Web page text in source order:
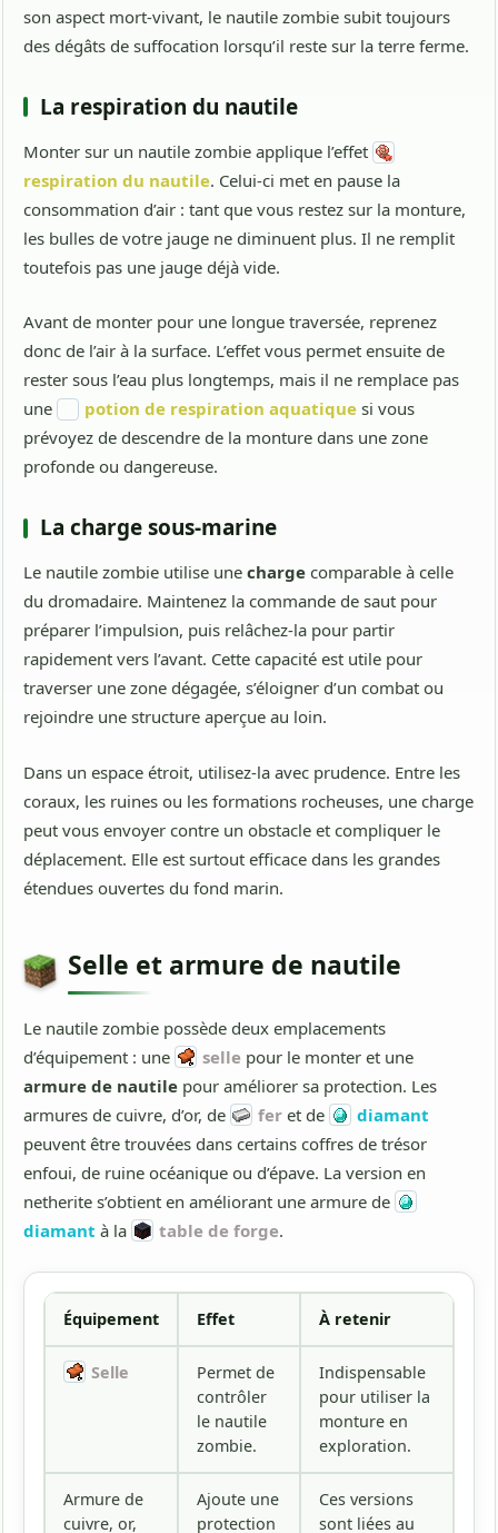
son aspect mort-vivant, le nautile zombie subit toujours
des dégâts de suffocation lorsqu’il reste sur la terre ferme.
La respiration du nautile
Monter sur un nautile zombie applique l’effet
respiration du nautile. Celui-ci met en pause la
consommation d’air : tant que vous restez sur la monture,
les bulles de votre jauge ne diminuent plus. Il ne remplit
toutefois pas une jauge déjà vide.
Avant de monter pour une longue traversée, reprenez
donc de l’air à la surface. L’effet vous permet ensuite de
rester sous l’eau plus longtemps, mais il ne remplace pas
une
potion de respiration aquatique si vous
prévoyez de descendre de la monture dans une zone
profonde ou dangereuse.
La charge sous-marine
Le nautile zombie utilise une charge comparable à celle
du dromadaire. Maintenez la commande de saut pour
préparer l’impulsion, puis relâchez-la pour partir
rapidement vers l’avant. Cette capacité est utile pour
traverser une zone dégagée, s’éloigner d’un combat ou
rejoindre une structure aperçue au loin.
Dans un espace étroit, utilisez-la avec prudence. Entre les
coraux, les ruines ou les formations rocheuses, une charge
peut vous envoyer contre un obstacle et compliquer le
déplacement. Elle est surtout efficace dans les grandes
étendues ouvertes du fond marin.
Selle et armure de nautile
Le nautile zombie possède deux emplacements
d’équipement : une
selle pour le monter et une
armure de nautile pour améliorer sa protection. Les
armures de cuivre, d’or, de
fer et de
diamant
peuvent être trouvées dans certains coffres de trésor
enfoui, de ruine océanique ou d’épave. La version en
netherite s’obtient en améliorant une armure de
diamant à la table de forge.
Équipement Effet À retenir
Selle
Permet de
contrôler
le nautile
zombie.
Indispensable
pour utiliser la
monture en
exploration.
Armure de
cuivre, or,
Ajoute une
protection
Ces versions
sont liées au